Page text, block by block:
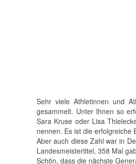
Sehr viele Athletinnen und
gesammelt. Unter Ihnen so
Sara Kruse oder Lisa
nennen. Es ist die erfolgreiche
Aber auch diese Zahl war in
Landesmeistertitel, 358 Mal
Schön, dass die nächste